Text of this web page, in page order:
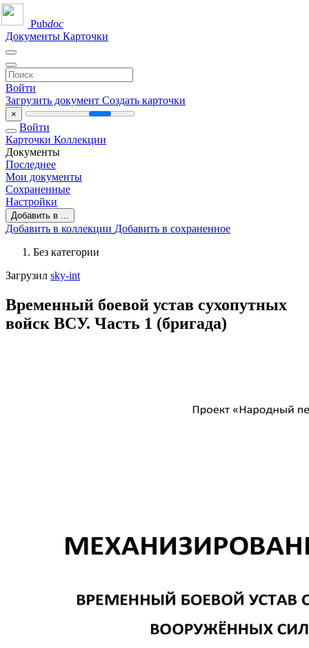
Pubdoc
Документы Карточки
Войти
Загрузить документ Создать карточки
×
Войти
Карточки Коллекции
Документы
Последнее
Мои документы
Сохраненные
Настройки
Добавить в ...
Добавить в коллекции Добавить в сохраненное
Без категории
Загрузил sky-int
Временный боевой устав сухопутных
войск ВСУ. Часть 1 (бригада)